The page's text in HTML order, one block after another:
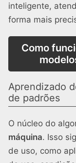
inteligente,
forma mais
Como
Aprendizado
de padrões
O núcleo do
máquina. Isso
de uso, como